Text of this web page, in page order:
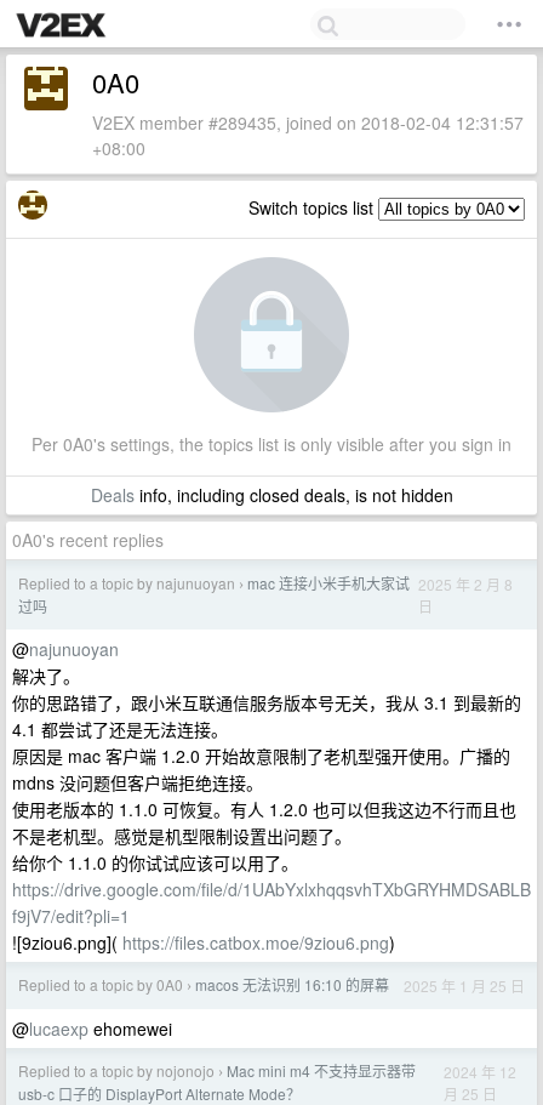
0A0
V2EX member #289435, joined on 2018-02-04 12:31:57
+08:00
Switch topics list
Per 0A0's settings, the topics list is only visible after you sign in
Dealsinfo, including closed deals, is not hidden
0A0's recent replies
Replied to a topic by najunuoyan › mac 连接小米手机大家试
过吗
2025 年 2 月 8
日
@najunuoyan
解决了。
你的思路错了，跟小米互联通信服务版本号无关，我从 3.1 到最新的
4.1 都尝试了还是无法连接。
原因是 mac 客户端 1.2.0 开始故意限制了老机型强开使用。广播的
mdns 没问题但客户端拒绝连接。
使用老版本的 1.1.0 可恢复。有人 1.2.0 也可以但我这边不行而且也
不是老机型。感觉是机型限制设置出问题了。
给你个 1.1.0 的你试试应该可以用了。
https://drive.google.com/file/d/1UAbYxlxhqqsvhTXbGRYHMDSABLB
f9jV7/edit?pli=1
![9ziou6.png]( https://files.catbox.moe/9ziou6.png)
Replied to a topic by 0A0 › macos 无法识别 16:10 的屏幕 2025 年 1 月 25 日
@lucaexp ehomewei
Replied to a topic by nojonojo › Mac mini m4 不支持显示器带
usb-c 口子的 DisplayPort Alternate Mode？
2024 年 12
月 25 日